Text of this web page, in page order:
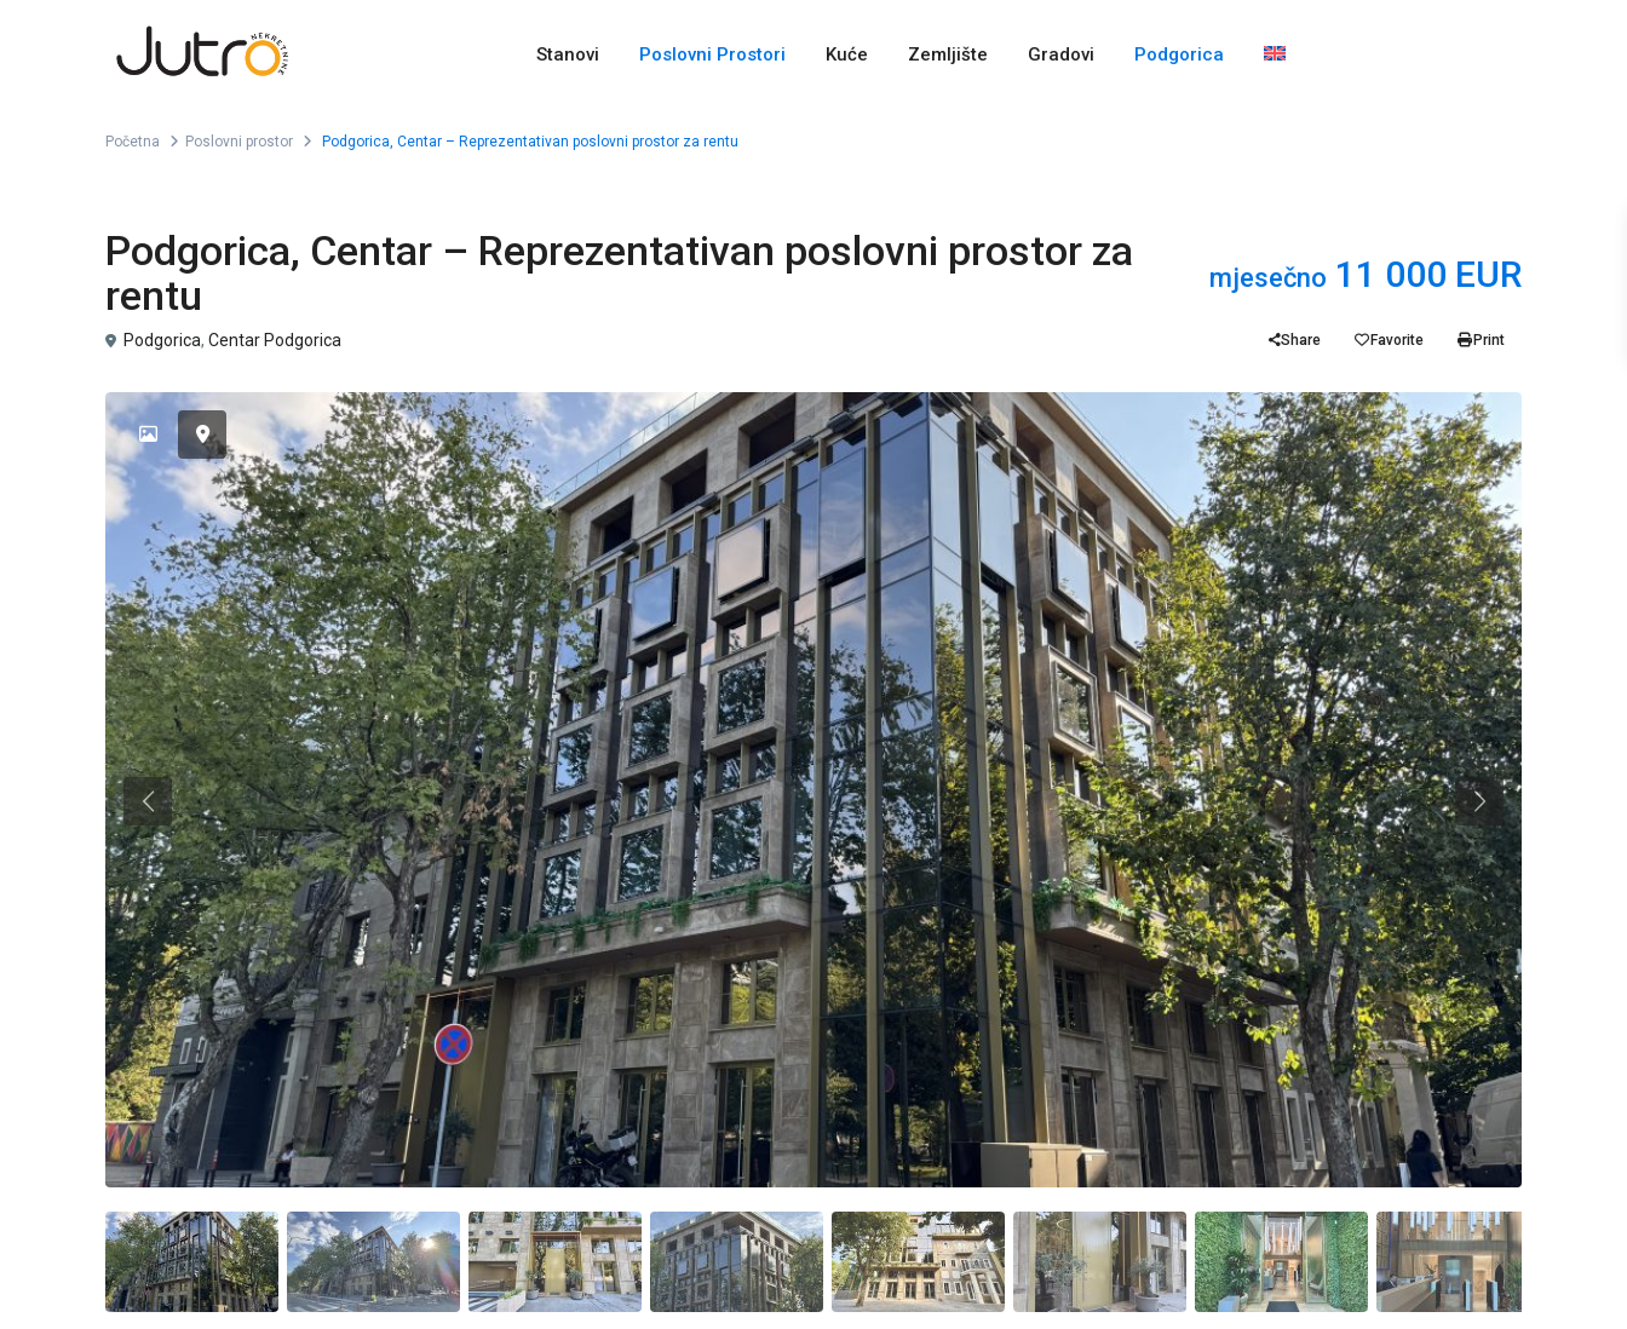
Stanovi Poslovni Prostori Kuće Zemljište Gradovi Podgorica
Početna Poslovni prostor Podgorica, Centar – Reprezentativan poslovni prostor za rentu
Podgorica, Centar – Reprezentativan poslovni prostor za
rentu
mjesečno 11 000 EUR
Podgorica, Centar Podgorica Share Favorite Print
Previous Previous